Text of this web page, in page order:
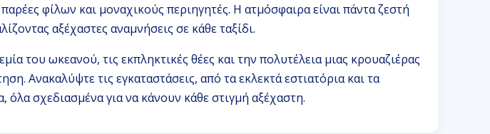
παρέες φίλων και μοναχικούς περιηγητές. Η ατμόσφαιρα είναι πάντα ζεστή
αξέχαστες αναμνήσεις σε κάθε ταξίδι.
του ωκεανού, τις εκπληκτικές θέες και την πολυτέλεια μιας κρουαζιέρας
Ανακαλύψτε τις εγκαταστάσεις, από τα εκλεκτά εστιατόρια και τα
σχεδιασμένα για να κάνουν κάθε στιγμή αξέχαστη.